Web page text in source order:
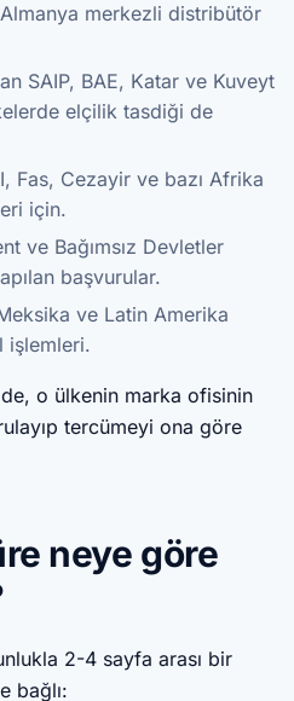
merkezli distribütör
SAIP, BAE, Katar ve Kuveyt
elçilik tasdiği de
Fas, Cezayir ve bazı Afrika
için.
ve Bağımsız Devletler
başvurular.
ve Latin Amerika
işlemleri.
o ülkenin marka ofisinin
tercümeyi ona göre
neye göre
2-4 sayfa arası bir
bağlı: